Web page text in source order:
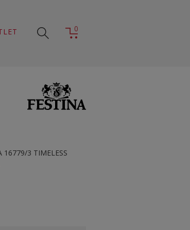
0
16779/3 TIMELESS